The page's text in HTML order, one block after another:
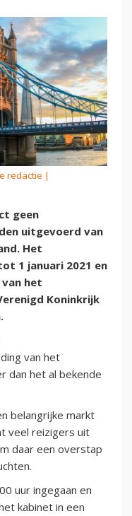
redactie |
geen
uitgevoerd van
Het
1 januari 2021 en
het
Koninkrijk
van het
dan het al bekende
belangrijke markt
veel reizigers uit
daar een overstap
uur ingegaan en
kabinet in een